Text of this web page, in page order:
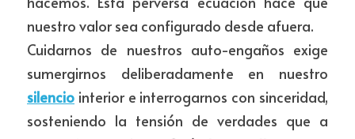
nuestro valor sea configurado desde afuera.
Cuidarnos de nuestros auto-engaños exige
silencio interior e interrogarnos con sinceridad,
sosteniendo la tensión de verdades que a